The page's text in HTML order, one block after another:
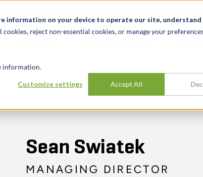
information on your device to operate our site, understand
cookies, reject non-essential cookies, or manage your
information.
Customize settings Accept All
Sean Swiatek
MANAGING DIRECTOR